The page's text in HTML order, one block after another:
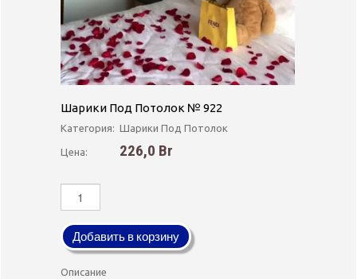
Шарики Под Потолок № 922
Категория: Шарики Под Потолок
Цена: 226,0 Br
Добавить в корзину
Описание